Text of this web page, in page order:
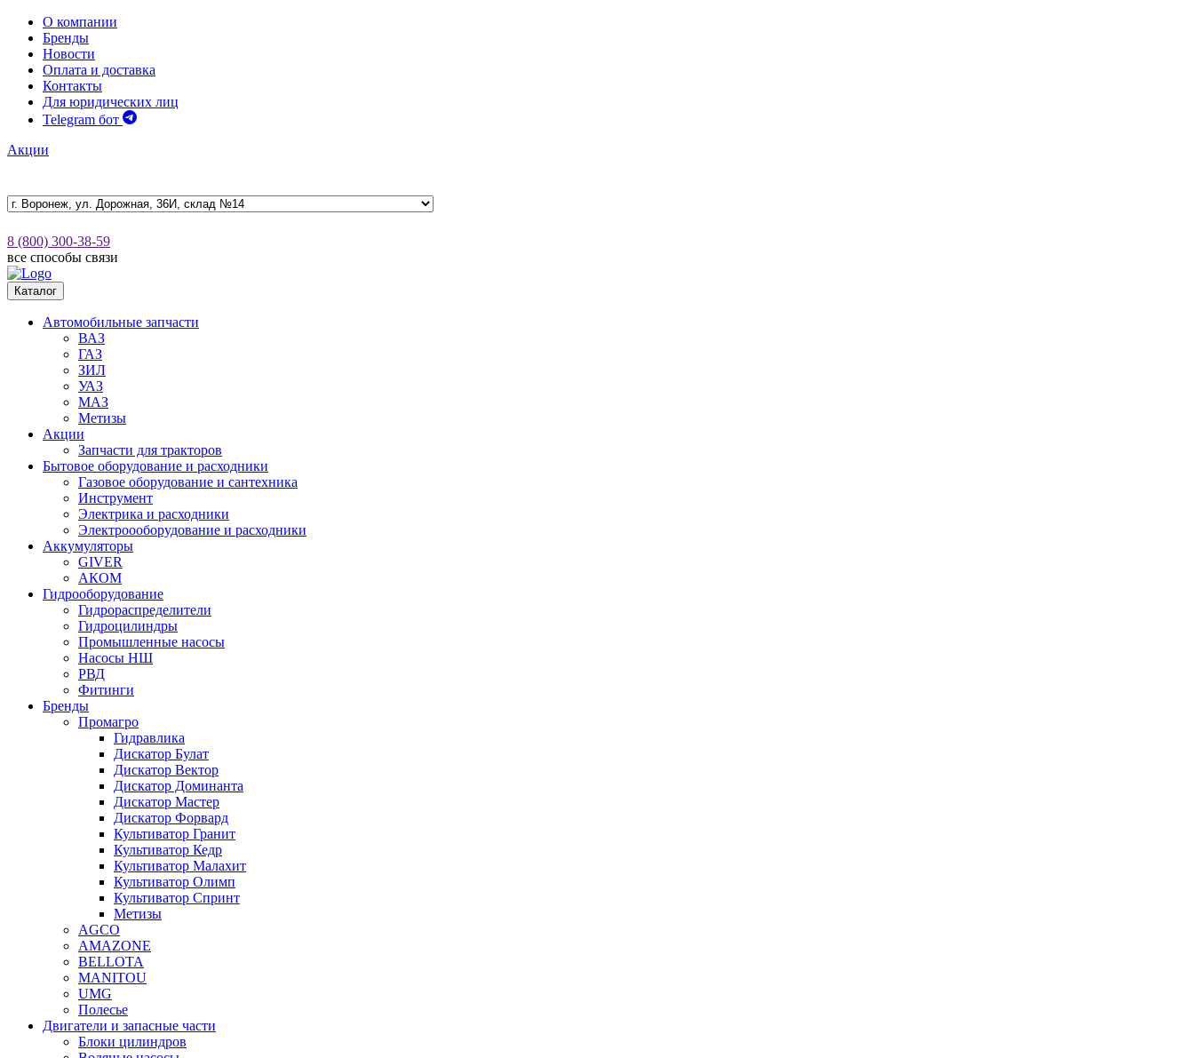
О компании
Бренды
Новости
Оплата и доставка
Контакты
Для юридических лиц
Telegram бот
Акции
8 (800) 300-38-59
все способы связи
Каталог
Автомобильные запчасти
ВАЗ
ГАЗ
ЗИЛ
УАЗ
МАЗ
Метизы
Акции
Запчасти для тракторов
Бытовое оборудование и расходники
Газовое оборудование и сантехника
Инструмент
Электрика и расходники
Электроооборудование и расходники
Аккумуляторы
GIVER
АКОМ
Гидрооборудование
Гидрораспределители
Гидроцилиндры
Промышленные насосы
Насосы НШ
РВД
Фитинги
Бренды
Промагро
Гидравлика
Дискатор Булат
Дискатор Вектор
Дискатор Доминанта
Дискатор Мастер
Дискатор Форвард
Культиватор Гранит
Культиватор Кедр
Культиватор Малахит
Культиватор Олимп
Культиватор Спринт
Метизы
AGCO
AMAZONE
BELLOTA
MANITOU
UMG
Полесье
Двигатели и запасные части
Блоки цилиндров